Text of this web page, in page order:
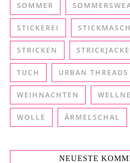
SOMMER
STICKEREI
STRICKEN STRICKJACKE
TUCH URBAN THREADS
WEIHNACHTEN
WOLLE ÄRMELSCHAL
NEUESTE